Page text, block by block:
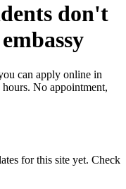
don't
can apply online in
No appointment,
for this site yet. Check